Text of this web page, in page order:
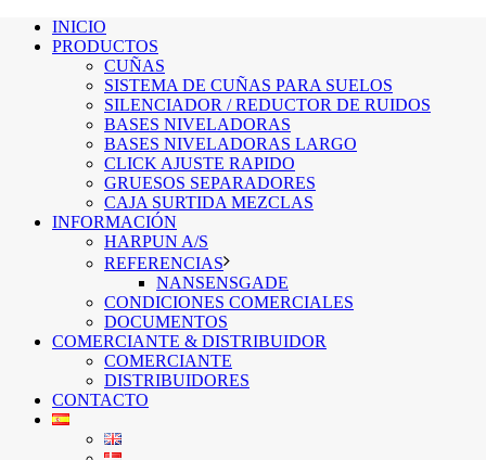
INICIO
PRODUCTOS
CUÑAS
SISTEMA DE CUÑAS PARA SUELOS
SILENCIADOR / REDUCTOR DE RUIDOS
BASES NIVELADORAS
BASES NIVELADORAS LARGO
CLICK AJUSTE RAPIDO
GRUESOS SEPARADORES
CAJA SURTIDA MEZCLAS
INFORMACIÓN
HARPUN A/S
REFERENCIAS
NANSENSGADE
CONDICIONES COMERCIALES
DOCUMENTOS
COMERCIANTE & DISTRIBUIDOR
COMERCIANTE
DISTRIBUIDORES
CONTACTO